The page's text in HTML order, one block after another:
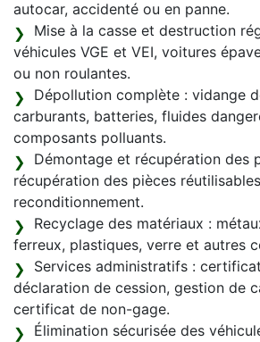
autocar, accidenté ou en panne.
Mise à la casse et destruction
véhicules VGE et VEI, voitures
ou non roulantes.
Dépollution complète : vidange
carburants, batteries, fluides
composants polluants.
Démontage et récupération des
récupération des pièces
reconditionnement.
Recyclage des matériaux :
ferreux, plastiques, verre et autres
Services administratifs :
déclaration de cession, gestion de
certificat de non-gage.
Élimination sécurisée des